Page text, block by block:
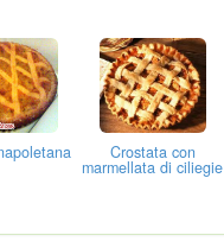
Crostata con
marmellata di ciliegie